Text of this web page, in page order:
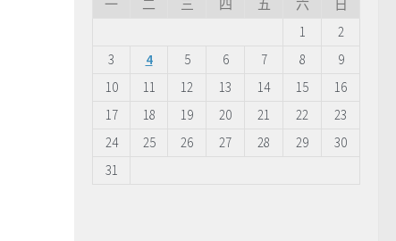
一
二 三 四 五 六
日
1
2
3
4 5 6 7 8
9
10
11 12 13 14 15
16
17
18 19 20 21 22
23
24
25 26 27 28 29
30
31